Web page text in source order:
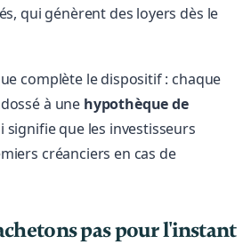
qui génèrent des loyers dès le
complète le dispositif : chaque
à une hypothèque de
signifie que les investisseurs
créanciers en cas de
pas pour l'instant